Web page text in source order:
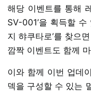
해당 이벤트를 통해
SV-001’을 획득할 수
지 햐쿠타로’를 찾으
깜짝 이벤트도 함께
이와 함께 이번 업데
덱을 구성할 수 있는